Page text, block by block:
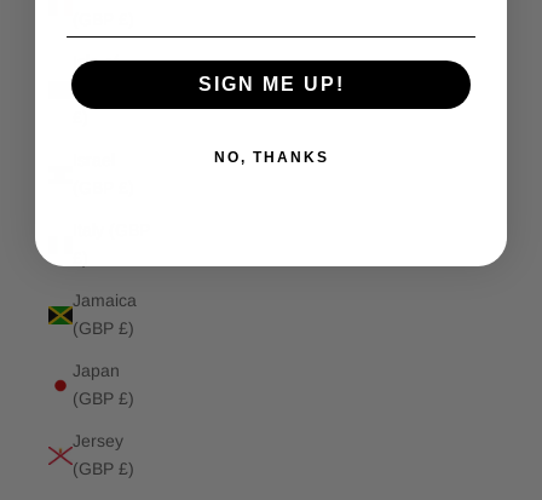
Isle of
Man (GBP
Jamaica
(GBP £)
Japan
(GBP £)
Jersey
(GBP £)
SIGN ME UP!
NO, THANKS